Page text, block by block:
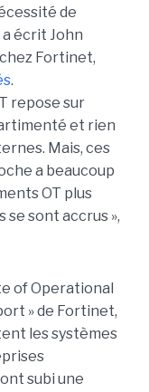
de
écrit John
Fortinet,
.
repose sur
et rien
Mais, ces
a beaucoup
OT plus
se sont accrus »,
of Operational
» de Fortinet,
les systèmes
subi une